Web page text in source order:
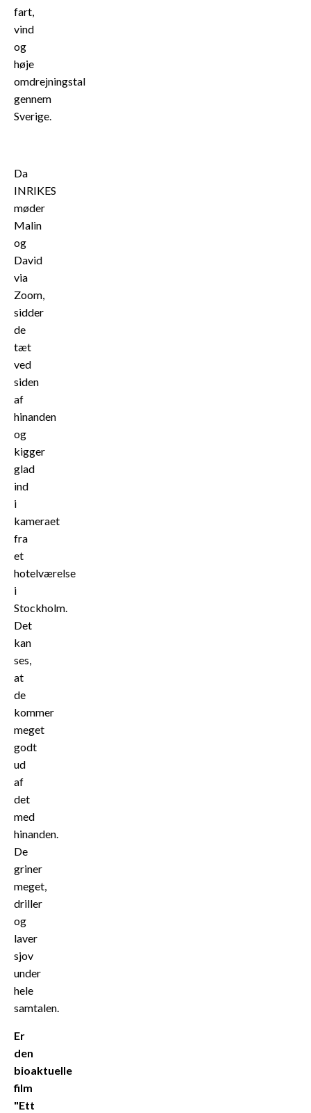
fart,
vind
og
høje
omdrejningstal
gennem
Sverige.
Da
INRIKES
møder
Malin
og
David
via
Zoom,
sidder
de
tæt
ved
siden
af
hinanden
og
kigger
glad
ind
i
kameraet
fra
et
hotelværelse
i
Stockholm.
Det
kan
ses,
at
de
kommer
meget
godt
ud
af
det
med
hinanden.
De
griner
meget,
driller
og
laver
sjov
under
hele
samtalen.
Er
den
bioaktuelle
film
"Ett